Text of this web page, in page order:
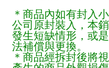
＊商品內如有封入
公司原封裝入，本
發生短缺情形，或
法補償與更換。
＊商品經拆封後將